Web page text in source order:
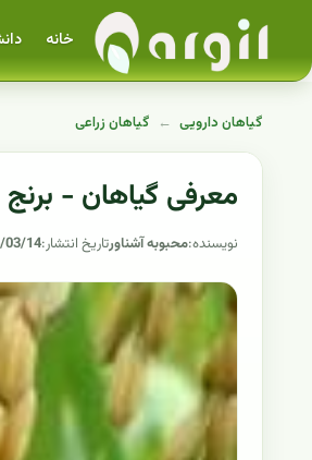
خانه
گیاهان دارویی ← گیاهان زراعی
معرفی گیاهان - برنج
نویسنده:محبوبه آشناورتاریخ انتشار:03/14